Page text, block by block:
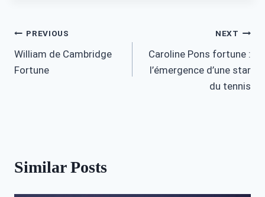
Post
navigation
PREVIOUS
William de Cambridge
Fortune
NEXT
Caroline Pons fortune :
l’émergence d’une star
du tennis
Similar Posts